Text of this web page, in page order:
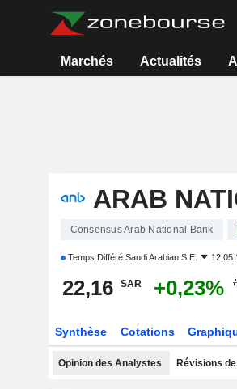
Marchés Actualités
ARAB
Consensus Arab National Bank
Temps Différé Saudi Arabian S.E.
22,16 SAR +0,23%
Synthèse Cotations
Opinion des Analystes Révisions